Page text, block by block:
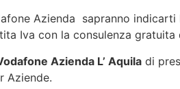
Azienda sapranno
Iva con la consulenza
Azienda L’ Aquila di
Aziende.